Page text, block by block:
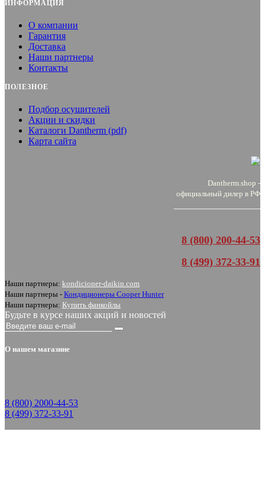
ИНФОРМАЦИЯ
О компании
Гарантия
Доставка
Наши партнеры
Контакты
ПОЛЕЗНОЕ
Подбор осушителей
Акции и скидки
Каталоги Dantherm (pdf)
Карта сайта
Dantherm.shop -
официальный дилер в РФ
8 (800) 200-44-53
8 (499) 372-33-91
Наши партнеры: kondicioner-daikin.com
Наши партнеры - Кондиционеры Cooper Hunter
Наши партнеры: Купить фанкойлы
Будьте в курсе наших акций и новостей
О нашем магазине
8 (800) 2000-44-53
8 (499) 372-33-91